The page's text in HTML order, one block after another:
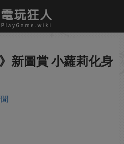
新圖賞 小蘿莉化身